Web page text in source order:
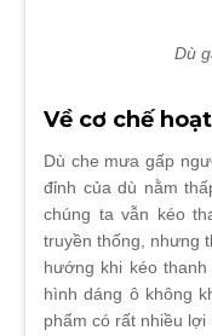
Dù
Về cơ chế
Dù che mưa gấp
đỉnh của dù nằm
chúng ta vẫn kéo
truyền thống, nhưng
hướng khi kéo
hình dáng ô không
phẩm có rất nhiều lợi